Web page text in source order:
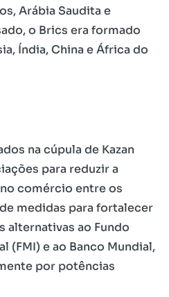
Arábia Saudita e
o Brics era formado
Índia, China e África do
na cúpula de Kazan
para reduzir a
comércio entre os
medidas para fortalecer
alternativas ao Fundo
(FMI) e ao Banco Mundial,
por potências